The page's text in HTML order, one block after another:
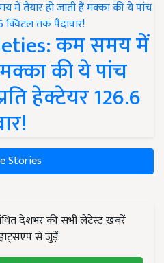
कम समय में
की ये पांच
हेक्टेयर 126.6
Stories
देशभर की सभी लेटेस्ट ख़बरें
से जुड़ें.